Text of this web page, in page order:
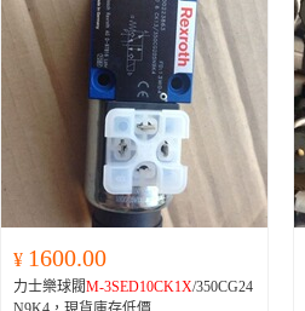
¥ 1600.00
力士樂球閥M-3SED10CK1X/350CG24